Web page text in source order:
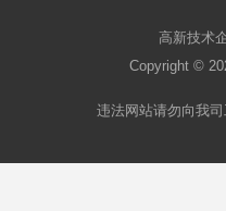
高新技术
Copyright ©
违法网站请勿向我